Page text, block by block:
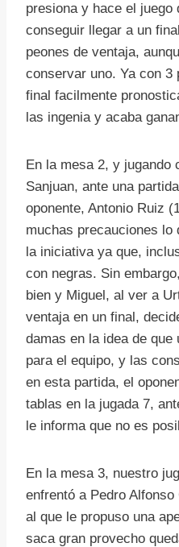
presiona y hace el juego
conseguir llegar a un
peones de ventaja,
conservar uno. Ya con 3
final facilmente
las ingenia y acaba
En la mesa 2, y jugando
Sanjuan, ante una
oponente, Antonio Ruiz
muchas precauciones lo
la iniciativa ya que,
con negras. Sin
bien y Miguel, al ver a
ventaja en un final,
damas en la idea de que
para el equipo, y las
en esta partida, el
tablas en la jugada 7,
le informa que no es
En la mesa 3, nuestro
enfrentó a Pedro
al que le propuso una
saca gran provecho